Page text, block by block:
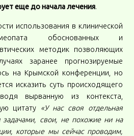
еще до начала лечения.
использования в клинической
обоснованных и
методик позволяющих
заранее прогнозируемые
на Крымской конференции, но
исказить суть происходящего
вырванную из контекста,
цитату «У нас своя отдельная
задачами, свои, не похожие ни на
которые мы сейчас проводим,